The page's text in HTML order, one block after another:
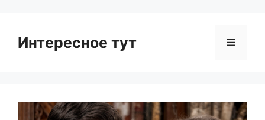
Интересное тут Menu